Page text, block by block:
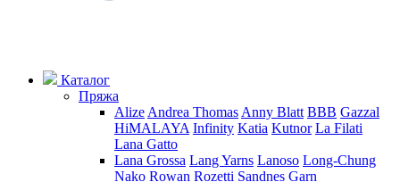
Каталог
Пряжа
Alize Andrea Thomas Anny Blatt BBB Gazzal
HiMALAYA Infinity Katia Kutnor La Filati
Lana Gatto
Lana Grossa Lang Yarns Lanoso Long-Chung
Nako Rowan Rozetti Sandnes Garn